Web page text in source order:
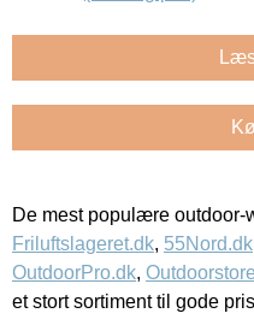
De mest populære
Friluftslageret.dk, 55Nord.dk
OutdoorPro.dk,
et stort sortiment til gode